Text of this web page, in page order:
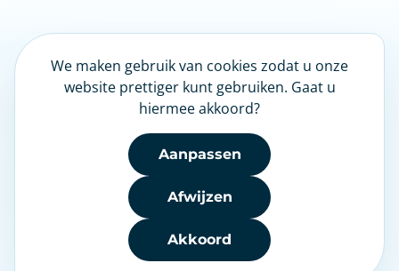
LinkedIn
Nieuwsbrief
NHG Heeft u een klacht?
We maken gebruik van cookies zodat u onze
website prettiger kunt gebruiken. Gaat u
hiermee akkoord?
Aanpassen
Afwijzen
Akkoord